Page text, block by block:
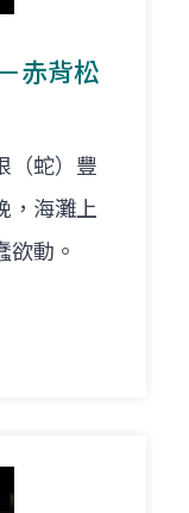
赤背松
（蛇）豐
，海灘上
欲動。